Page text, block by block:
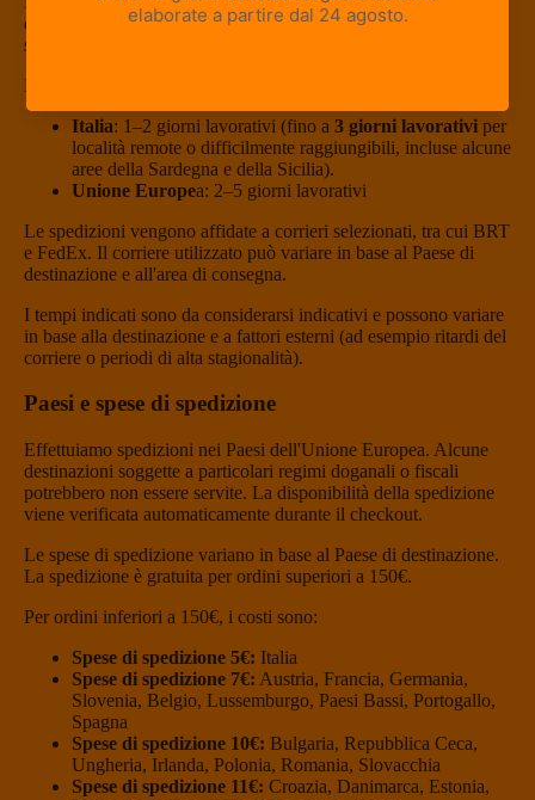
dell'ordine, comunicata tramite l'e-mail di conferma della
spedizione, e non dalla data di acquisto.
I tempi di consegna stimati sono:
Italia: 1–2 giorni lavorativi (fino a 3 giorni lavorativi per
località remote o difficilmente raggiungibili, incluse alcune
aree della Sardegna e della Sicilia).
Unione Europea: 2–5 giorni lavorativi
Le spedizioni vengono affidate a corrieri selezionati, tra cui BRT
e FedEx. Il corriere utilizzato può variare in base al Paese di
destinazione e all'area di consegna.
I tempi indicati sono da considerarsi indicativi e possono variare
in base alla destinazione e a fattori esterni (ad esempio ritardi del
corriere o periodi di alta stagionalità).
Paesi e spese di spedizione
Effettuiamo spedizioni nei Paesi dell'Unione Europea. Alcune
destinazioni soggette a particolari regimi doganali o fiscali
potrebbero non essere servite. La disponibilità della spedizione
viene verificata automaticamente durante il checkout.
Le spese di spedizione variano in base al Paese di destinazione.
La spedizione è gratuita per ordini superiori a 150€.
Per ordini inferiori a 150€, i costi sono:
Spese di spedizione 5€: Italia
Spese di spedizione 7€: Austria, Francia, Germania,
Slovenia, Belgio, Lussemburgo, Paesi Bassi, Portogallo,
Spagna
Spese di spedizione 10€: Bulgaria, Repubblica Ceca,
Ungheria, Irlanda, Polonia, Romania, Slovacchia
Spese di spedizione 11€: Croazia, Danimarca, Estonia,